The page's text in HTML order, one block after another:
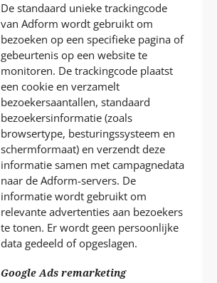
De standaard unieke trackingcode
van Adform wordt gebruikt om
bezoeken op een specifieke pagina of
gebeurtenis op een website te
monitoren. De trackingcode plaatst
een cookie en verzamelt
bezoekersaantallen, standaard
bezoekersinformatie (zoals
browsertype, besturingssysteem en
schermformaat) en verzendt deze
informatie samen met campagnedata
naar de Adform-servers. De
informatie wordt gebruikt om
relevante advertenties aan bezoekers
te tonen. Er wordt geen persoonlijke
data gedeeld of opgeslagen.
Google Ads remarketing